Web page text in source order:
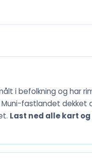
i befolkning og har
fastlandet dekket
Last ned alle kart